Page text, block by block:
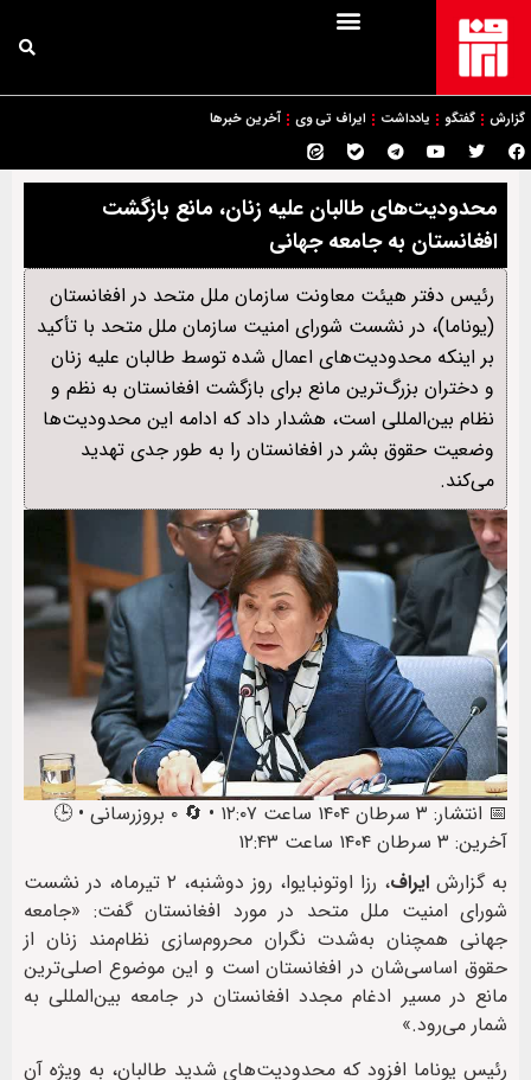
گزارش گفتگو یادداشت ایراف تی وی آخرین خبرها
محدودیت‌های طالبان علیه زنان، مانع بازگشت
افغانستان به جامعه جهانی
رئیس دفتر هیئت معاونت سازمان ملل متحد در افغانستان
(یوناما)، در نشست شورای امنیت سازمان ملل متحد با تأکید
بر اینکه محدودیت‌های اعمال شده توسط طالبان علیه زنان
و دختران بزرگ‌ترین مانع برای بازگشت افغانستان به نظم و
نظام بین‌المللی است، هشدار داد که ادامه این محدودیت‌ها
وضعیت حقوق بشر در افغانستان را به طور جدی تهدید
می‌کند.
📅 انتشار: ۳ سرطان ۱۴۰۴ ساعت ۱۲:۰۷ • 🔄 ۰ بروزرسانی • 🕒
آخرین: ۳ سرطان ۱۴۰۴ ساعت ۱۲:۴۳
به گزارش ایراف
، رزا اوتونبایوا، روز دوشنبه، ۲ تیرماه، در نشست
شورای امنیت ملل متحد در مورد افغانستان گفت: «جامعه
جهانی همچنان به‌شدت نگران محروم‌سازی نظام‌مند زنان از
حقوق اساسی‌شان در افغانستان است و این موضوع اصلی‌ترین
مانع در مسیر ادغام مجدد افغانستان در جامعه بین‌المللی به
شمار می‌رود.»
رئیس یوناما افزود که محدودیت‌های شدید طالبان، به ویژه آن